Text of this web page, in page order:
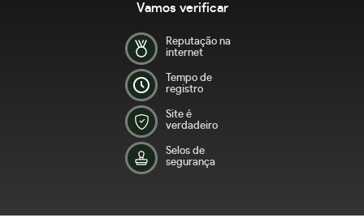
Vamos verificar
Reputação na
internet
Tempo de
registro
Site é
verdadeiro
Selos de
segurança